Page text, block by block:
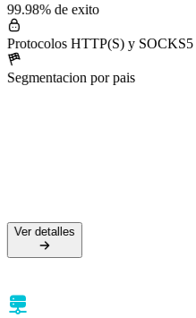
99.98% de exito
Protocolos HTTP(S) y SOCKS5
Segmentacion por pais
Ver detalles